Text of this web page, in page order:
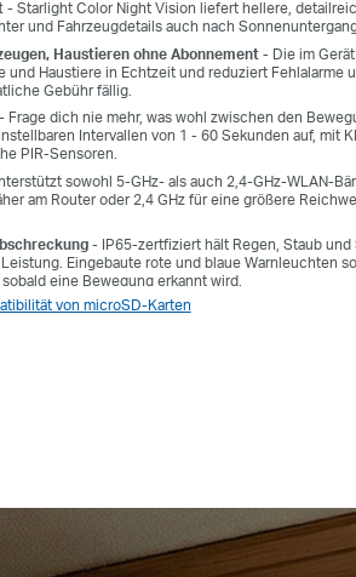
- Starlight Color Night Vision liefert hellere,
und Fahrzeugdetails auch nach
Haustieren ohne Abonnement - Die im
und Haustiere in Echtzeit und reduziert Fehlalarme
Gebühr fällig.
Frage dich nie mehr, was wohl zwischen den
Intervallen von 1 - 60 Sekunden auf, mit
PIR-Sensoren.
sowohl 5-GHz- als auch 2,4-GHz-WLAN-
am Router oder 2,4 GHz für eine größere
- IP65-zertfiziert hält Regen, Staub und
Eingebaute rote und blaue Warnleuchten
eine Bewegung erkannt wird.
von microSD-Karten